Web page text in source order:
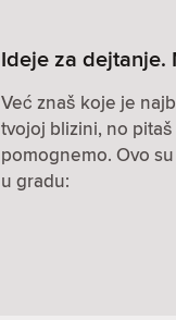
Ideje za dejtanje.
Već znaš koje je
tvojoj blizini, no
pomognemo. Ovo
u gradu: